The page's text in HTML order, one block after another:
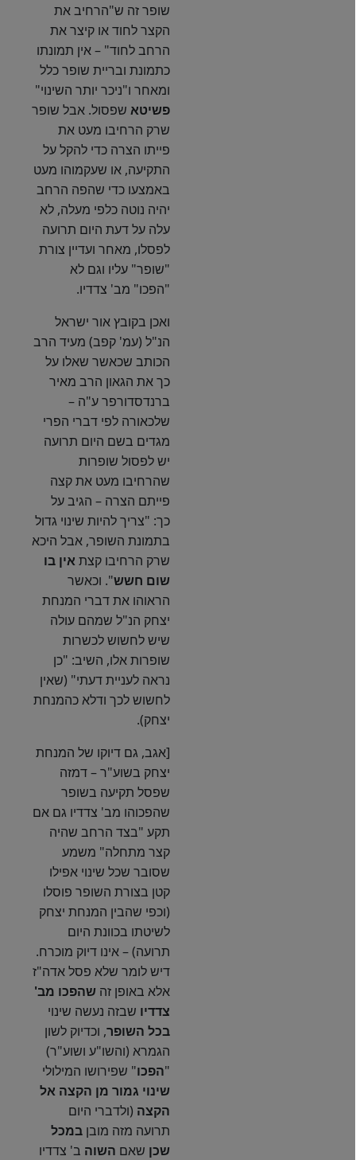
שופר זה ש"הרחיב את
הקצר לחוד או קיצר את
הרחב לחוד" – אין תמונתו
כתמונת ובריית שופר כלל
ומאחר ו"ניכר יותר השינוי"
פשיטאשפסול. אבל שופר
שרק הרחיבו מעט את
פייתו הצרה כדי להקל על
התקיעה, או שעקמוהו מעט
באמצעו כדי שהפה הרחב
יהיה נוטה כלפי מעלה, לא
עלה על דעת היום תרועה
לפסלו, מאחר ועדיין צורת
"שופר" עליו וגם לא
"הפכו" מב' צדדיו.
ואכן בקובץ אור ישראל
הנ"ל (עמ' קפב) מעיד הרב
הכותב שכאשר שאלו על
כך את הגאון הרב מאיר
ברנדסדורפר ע"ה –
שלכאורה לפי דברי הפרי
מגדים בשם היום תרועה
יש לפסול שופרות
שהרחיבו מעט את קצה
פייתם הצרה – הגיב על
כך: "צריך להיות שינוי גדול
בתמונת השופר, אבל היכא
שרק הרחיבו קצתאין בו
שום חשש". וכאשר
הראוהו את דברי המנחת
יצחק הנ"ל שמהם עולה
שיש לחשוש לכשרות
שופרות אלו, השיב: "כן
נראה לעניית דעתי" (שאין
לחשוש לכך ודלא כהמנחת
יצחק).
[אגב, גם דיוקו של המנחת
יצחק בשוע"ר – דמזה
שפסל תקיעה בשופר
שהפכוהו מב' צדדיו גם אם
תקע "בצד הרחב שהיה
קצר מתחלה" משמע
שסובר שכל שינוי אפילו
קטן בצורת השופר פוסלו
(וכפי שהבין המנחת יצחק
לשיטתו בכוונת היום
תרועה) – אינו דיוק מוכרח.
דיש לומר שלא פסל אדה"ז
אלא באופן זה שהפכו מב'
צדדיו שבזה נעשה שינוי
בכל השופר, וכדיוק לשון
הגמרא (והשו"ע ושוע"ר)
"הפכו" שפירושו המילולי
שינוי גמור מן הקצה אל
הקצה (ולדברי היום
תרועה מזה מובן במכל
שכן שאם השוה ב' צדדיו